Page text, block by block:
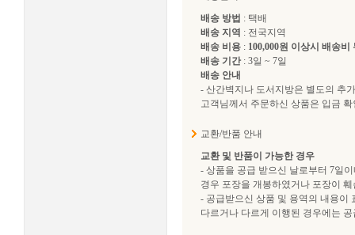
배송 방법 : 택배
배송 지역 : 전국지역
배송 비용 : 100,000원 이상시 배송비
배송 기간: 3일 ~ 7일
배송 안내
- 산간벽지나 도서지방은 별도의 추
고객님께서 주문하신 상품은 입금
교환/반품 안내
교환 및 반품이 가능한 경우
- 상품을 공급 받으신 날로부터 7일
경우 포장을 개봉하였거나 포장이
- 공급받으신 상품 및 용역의 내용이
다르거나 다르게 이행된 경우에는